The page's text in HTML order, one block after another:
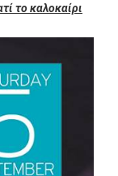
το καλοκαίρι